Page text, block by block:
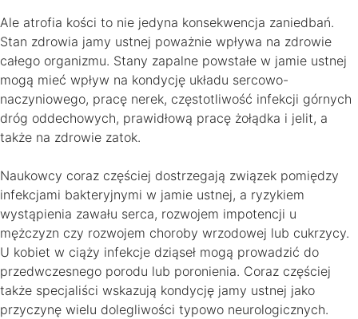
Ale atrofia kości to nie jedyna konsekwencja zaniedbań.
Stan zdrowia jamy ustnej poważnie wpływa na zdrowie
całego organizmu. Stany zapalne powstałe w jamie ustnej
mogą mieć wpływ na kondycję układu sercowo-
naczyniowego, pracę nerek, częstotliwość infekcji górnych
dróg oddechowych, prawidłową pracę żołądka i jelit, a
także na zdrowie zatok.
Naukowcy coraz częściej dostrzegają związek pomiędzy
infekcjami bakteryjnymi w jamie ustnej, a ryzykiem
wystąpienia zawału serca, rozwojem impotencji u
mężczyzn czy rozwojem choroby wrzodowej lub cukrzycy.
U kobiet w ciąży infekcje dziąseł mogą prowadzić do
przedwczesnego porodu lub poronienia. Coraz częściej
także specjaliści wskazują kondycję jamy ustnej jako
przyczynę wielu dolegliwości typowo neurologicznych.